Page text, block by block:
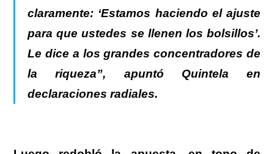
claramente: ‘Estamos haciendo el ajuste
para que ustedes se llenen los bolsillos’.
Le dice a los grandes concentradores de
la riqueza”, apuntó Quintela en
declaraciones radiales.